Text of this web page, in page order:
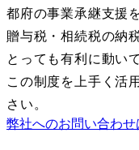
都府の事業承継支援
贈与税・相続税の納
とっても有利に動い
この制度を上手く活
さい。
弊社へのお問い合わせ